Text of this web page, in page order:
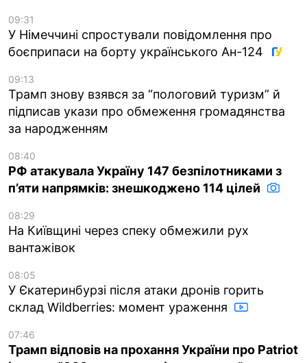
09:31
У Німеччині спростували повідомлення про
боєприпаси на борту українського Ан-124
09:13
Трамп знову взявся за “пологовий туризм” й
підписав укази про обмеження громадянства
за народженням
08:40
РФ атакувала Україну 147 безпілотниками з
п’яти напрямків: знешкоджено 114 цілей
08:29
На Київщині через спеку обмежили рух
вантажівок
08:05
У Єкатеринбурзі після атаки дронів горить
склад Wildberries: момент ураження
07:46
Трамп відповів на прохання України про Patriot